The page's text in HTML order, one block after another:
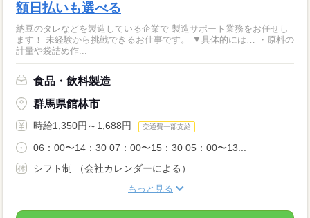
額日払いも選べる
納豆のタレなどを製造している企業で 製造サポート業務をお任せし
ます！ 未経験から挑戦できるお仕事です。 ▼具体的には… ・原料の
計量や袋詰め作...
食品・飲料製造
群馬県館林市
時給1,350円～1,688円 交通費一部支給
06：00〜14：30 07：00〜15：30 05：00〜13...
シフト制 （会社カレンダーによる）
もっと見る